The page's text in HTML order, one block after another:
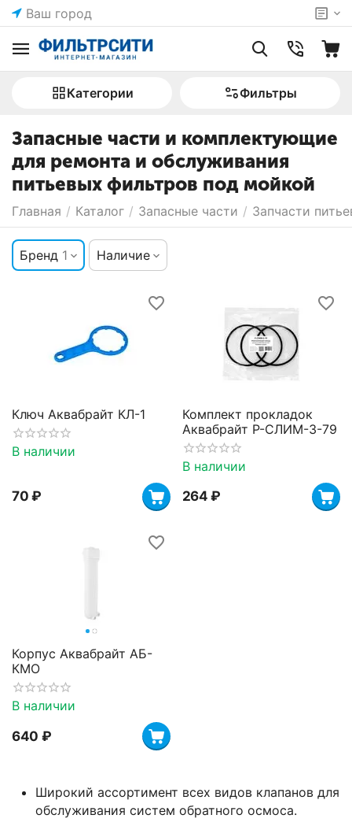
Ваш город
Категории Фильтры
Запасные части и комплектующие
для ремонта и обслуживания
питьевых фильтров под мойкой
Главная / Каталог / Запасные части / Запчасти
Бренд 1 Наличие
Широкий ассортимент всех видов клапанов для
обслуживания систем обратного осмоса.
Ключ Аквабрайт КЛ-1
В наличии
‍70‍ ₽
Комплект прокладок
Аквабрайт Р-СЛИМ-3-79
В наличии
‍264‍ ₽
Корпус Аквабрайт АБ-
КМО
В наличии
‍640‍ ₽